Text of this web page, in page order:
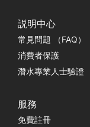
説明中心
常見問題 （FAQ）
消費者保護
潛水專業人士驗證
服務
免費註冊